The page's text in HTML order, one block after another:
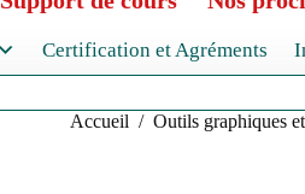
Certification et Agréments
Vous êtes ici :
Accueil Outils graphiques